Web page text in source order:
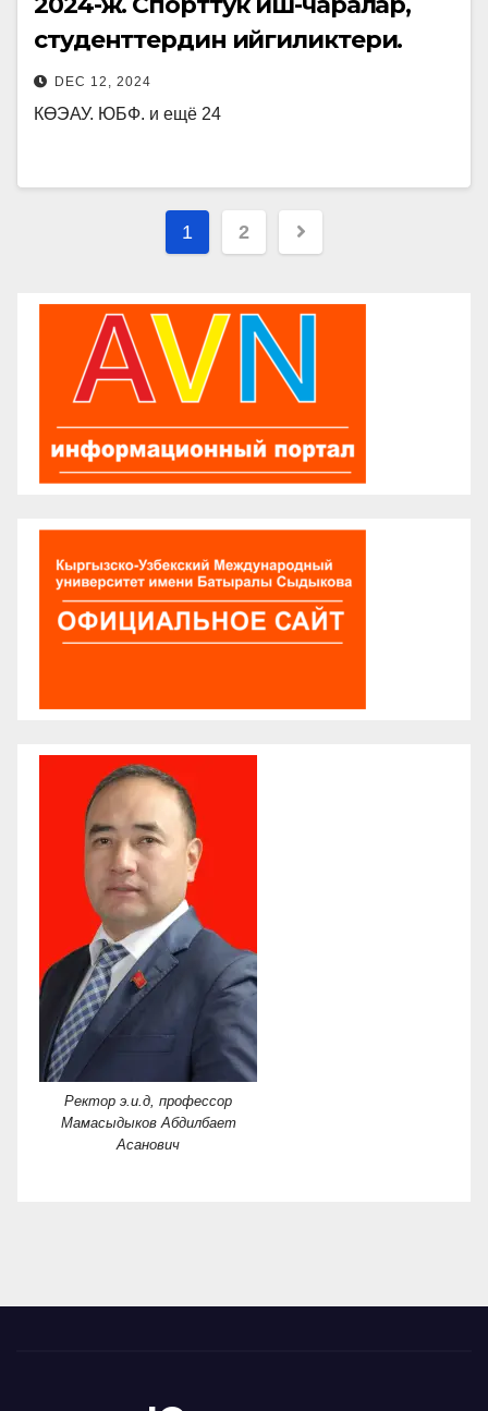
студенттердин ийгиликтери.
DEC 12, 2024
КӨЭАУ. ЮБФ. и ещё 24
Posts
1 2
Ректор э.и.д, профессор
Мамасыдыков Абдилбает
Асанович